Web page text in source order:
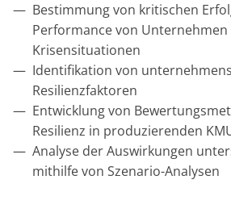
Bestimmung von kritischen
Performance von Unternehmen
Krisensituationen
Identifikation von
Resilienzfaktoren
Entwicklung von
Resilienz in produzierenden
Analyse der Auswirkungen
mithilfe von Szenario-Analysen